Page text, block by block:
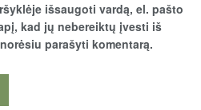
išsaugoti vardą, el. pašto
kad jų nebereiktų įvesti iš
parašyti komentarą.